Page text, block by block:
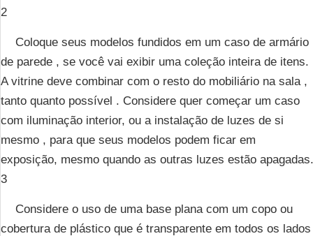
2
Coloque seus modelos fundidos em um caso de armário
de parede , se você vai exibir uma coleção inteira de itens.
A vitrine deve combinar com o resto do mobiliário na sala ,
tanto quanto possível . Considere quer começar um caso
com iluminação interior, ou a instalação de luzes de si
mesmo , para que seus modelos podem ficar em
exposição, mesmo quando as outras luzes estão apagadas.
3
Considere o uso de uma base plana com um copo ou
cobertura de plástico que é transparente em todos os lados